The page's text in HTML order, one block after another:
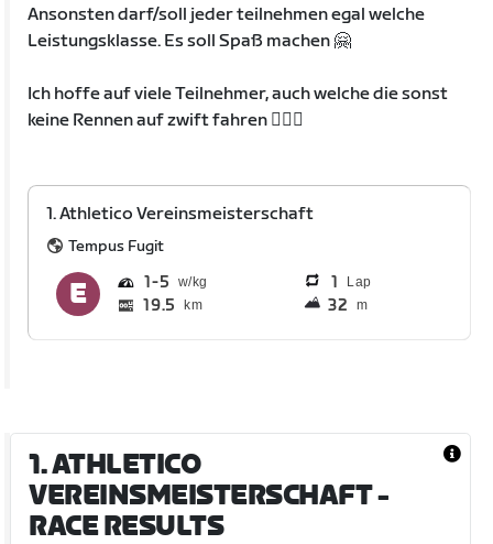
Ansonsten darf/soll jeder teilnehmen egal welche
Leistungsklasse. Es soll Spaß machen 🤗
Ich hoffe auf viele Teilnehmer, auch welche die sonst
keine Rennen auf zwift fahren ☝🏼🤗
1. Athletico Vereinsmeisterschaft
Tempus Fugit
1 5 1 Lap
19.5 km 32 m
1. ATHLETICO
VEREINSMEISTERSCHAFT-
RACE RESULTS